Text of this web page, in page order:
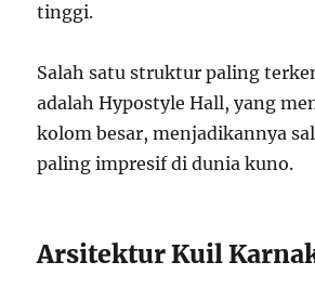
tinggi.
Salah satu struktur paling
adalah Hypostyle Hall, yang
kolom besar, menjadikannya
paling impresif di dunia kuno.
Arsitektur Kuil